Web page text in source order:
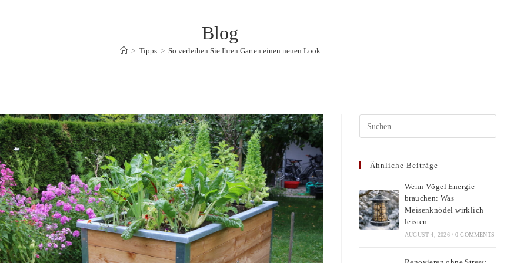
Blog
> Tipps > So verleihen Sie Ihren Garten einen neuen Look
Escape
Ähnliche Beiträge
Wenn Vögel Energie
brauchen: Was
Meisenknödel wirklich
leisten
AUGUST 4, 2026 / 0 COMMENTS